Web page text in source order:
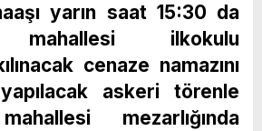
yarın saat 15:30 da
mahallesi ilkokulu
cenaze namazını
askeri törenle
mezarlığında